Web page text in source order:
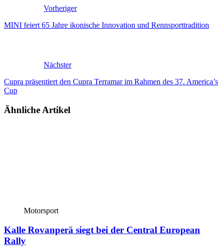
Vorheriger
MINI feiert 65 Jahre ikonische Innovation und Rennsporttradition
Nächster
Cupra präsentiert den Cupra Terramar im Rahmen des 37. America’s
Cup
Ähnliche Artikel
Motorsport
Kalle Rovanperä siegt bei der Central European
Rally